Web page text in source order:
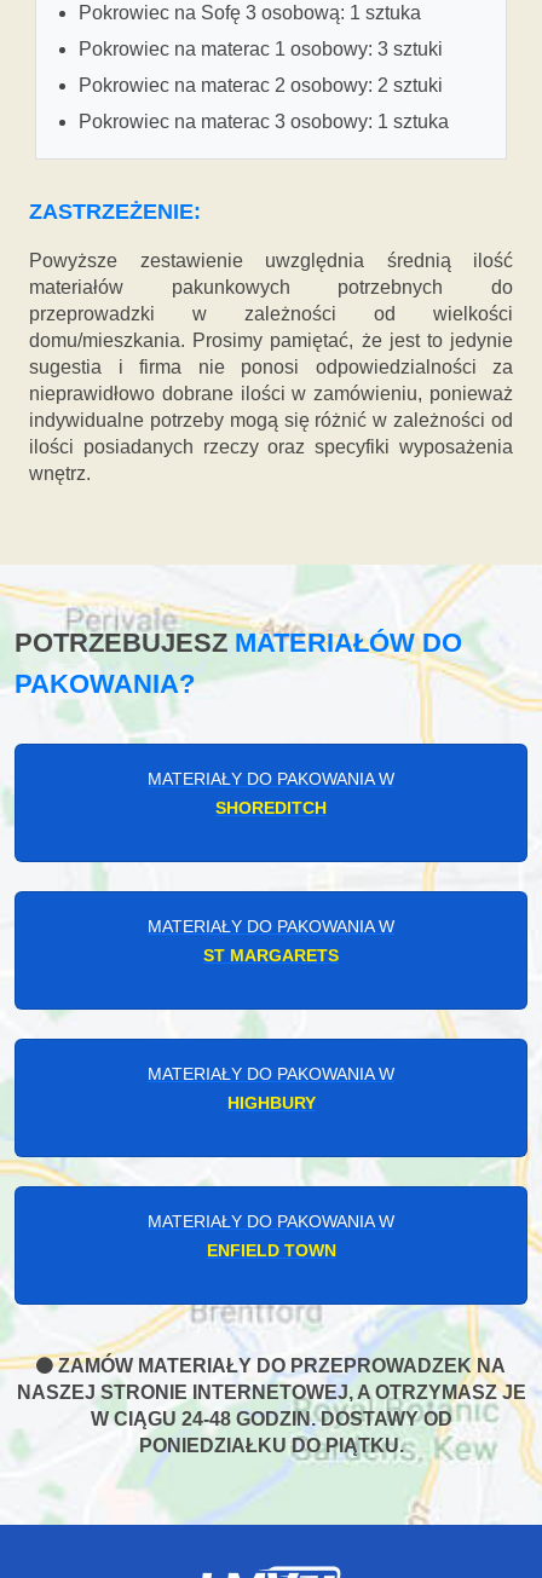
Pokrowiec na Sofę 3 osobową: 1 sztuka
Pokrowiec na materac 1 osobowy: 3 sztuki
Pokrowiec na materac 2 osobowy: 2 sztuki
Pokrowiec na materac 3 osobowy: 1 sztuka
ZASTRZEŻENIE:
Powyższe zestawienie uwzględnia średnią ilość
materiałów pakunkowych potrzebnych do
przeprowadzki w zależności od wielkości
domu/mieszkania. Prosimy pamiętać, że jest to jedynie
sugestia i firma nie ponosi odpowiedzialności za
nieprawidłowo dobrane ilości w zamówieniu, ponieważ
indywidualne potrzeby mogą się różnić w zależności od
ilości posiadanych rzeczy oraz specyfiki wyposażenia
wnętrz.
POTRZEBUJESZMATERIAŁÓW DO
PAKOWANIA?
MATERIAŁY DO PAKOWANIA W
SHOREDITCH
MATERIAŁY DO PAKOWANIA W
ST MARGARETS
MATERIAŁY DO PAKOWANIA W
HIGHBURY
MATERIAŁY DO PAKOWANIA W
ENFIELD TOWN
ZAMÓW MATERIAŁY DO PRZEPROWADZEK NA
NASZEJ STRONIE INTERNETOWEJ, A OTRZYMASZ JE
W CIĄGU 24-48 GODZIN. DOSTAWY OD
PONIEDZIAŁKU DO PIĄTKU.